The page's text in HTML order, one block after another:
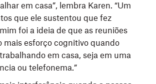
em casa”, lembra Karen. “Um
que ele sustentou que fez
foi a ideia de que as reuniões
mais esforço cognitivo quando
em casa, seja em uma
ou telefonema.”